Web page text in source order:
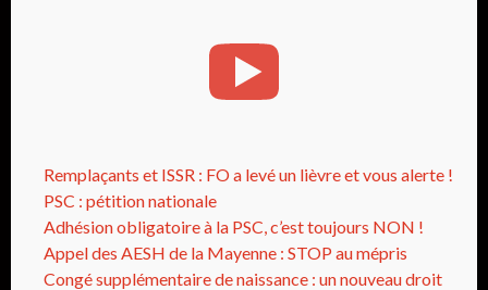
Remplaçants et ISSR : FO a levé un lièvre et vous alerte !
PSC : pétition nationale
Adhésion obligatoire à la PSC, c’est toujours NON !
Appel des AESH de la Mayenne : STOP au mépris
Congé supplémentaire de naissance : un nouveau droit